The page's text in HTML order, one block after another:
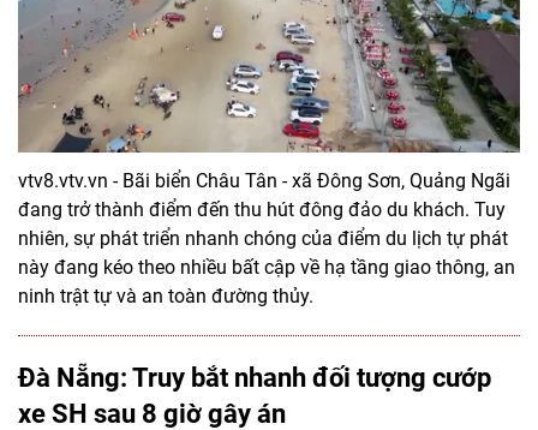
vtv8.vtv.vn - Bãi biển Châu Tân - xã Đông Sơn, Quảng Ngãi
đang trở thành điểm đến thu hút đông đảo du khách. Tuy
nhiên, sự phát triển nhanh chóng của điểm du lịch tự phát
này đang kéo theo nhiều bất cập về hạ tầng giao thông, an
ninh trật tự và an toàn đường thủy.
Đà Nẵng: Truy bắt nhanh đối tượng cướp
xe SH sau 8 giờ gây án